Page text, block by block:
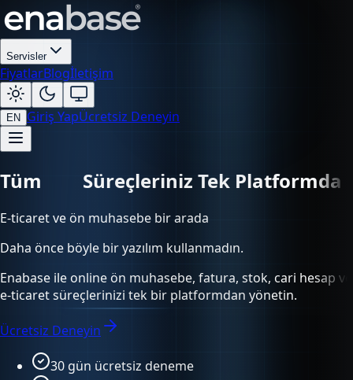
Servisler
FiyatlarBlogİletişim
EN Giriş YapÜcretsiz Deneyin
Tüm Süreçleriniz Tek Platformda
E-ticaret ve ön muhasebe bir arada
Daha önce böyle bir yazılım kullanmadın.
Enabase ile online ön muhasebe, fatura, stok, cari hesap ve
e-ticaret süreçlerinizi tek bir platformdan yönetin.
Ücretsiz Deneyin
30 gün ücretsiz deneme